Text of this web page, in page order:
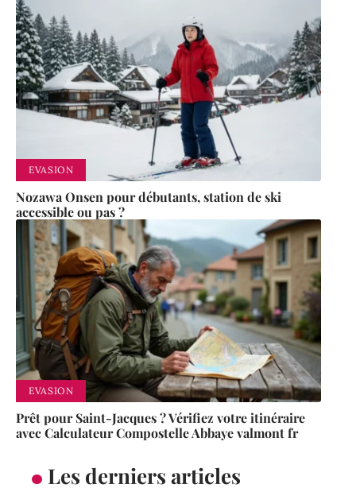
EVASION
Nozawa Onsen pour débutants, station de ski
accessible ou pas ?
EVASION
Prêt pour Saint-Jacques ? Vérifiez votre itinéraire
avec Calculateur Compostelle Abbaye valmont fr
Les derniers articles